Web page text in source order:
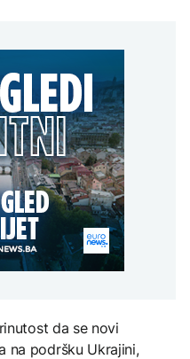
sarajevskih
Ostrog
požara oko 19
evra, EU
fokus na
radi na novom
i da li
u Evropi?
da se novi
na podršku Ukrajini,